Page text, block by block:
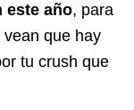
este año, para
que hay
tu crush que